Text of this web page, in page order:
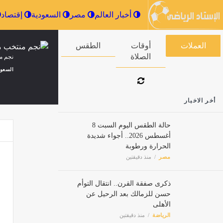
أخبار العالم مصر السعودية
العملات أوقات الصلاة الطقس
أخر الاخبار
أغسطس 2026.. أجواء شديدة
الحرارة ورطوبة
مصر منذ دقيقتين
ذكرى صفقة القرن.. انتقال التوأم
حسن للزمالك بعد الرحيل عن
الأهلى
الرياضة
نجم
وفاة